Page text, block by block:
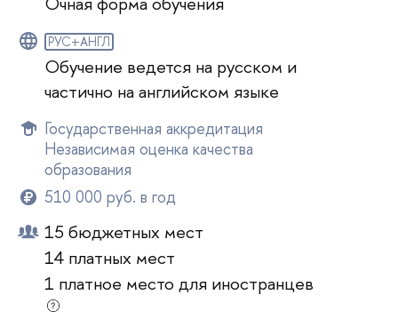
РУС+АНГЛ
Обучение ведется на русском и
частично на английском языке
Государственная аккредитация
Независимая оценка качества
образования
510 000 руб. в год
15 бюджетных мест
14 платных мест
1 платное место для иностранцев